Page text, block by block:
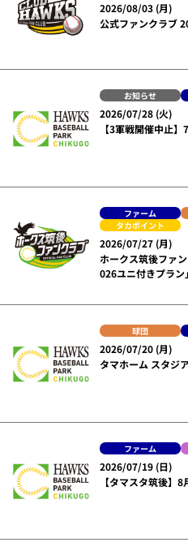
2026/08/03 (月)
公式ファンクラブ
お知らせ
2026/07/28 (火)
【3軍戦開催中止
ファーム
タカポイント
2026/07/27 (月)
ホークス筑後ファ
026ユニ付きプラン」
球団
2026/07/20 (月)
タマホーム スタジ
ファーム
2026/07/19 (日)
【タマスタ筑後】